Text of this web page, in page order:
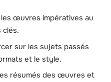
œuvres impératives au
clés.
sur les sujets passés
et le style.
résumés des œuvres et